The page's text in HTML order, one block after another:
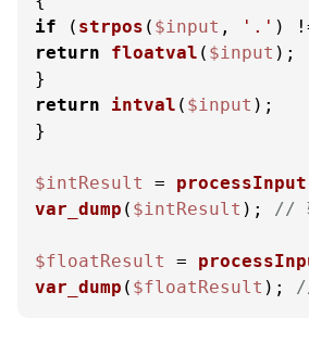
if ( strpos ( $input , '.' )
return
floatval ( $input );
return
intval ( $input );
}
$intResult = processInput
var_dump ( $intResult ); //
$floatResult =
var_dump ( $floatResult );